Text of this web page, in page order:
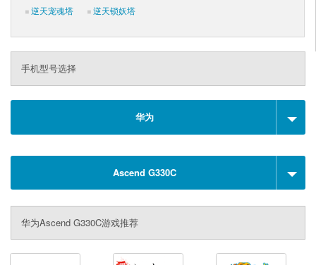
逆天宠魂塔
逆天锁妖塔
手机型号选择
华为
Ascend G330C
华为Ascend G330C游戏推荐